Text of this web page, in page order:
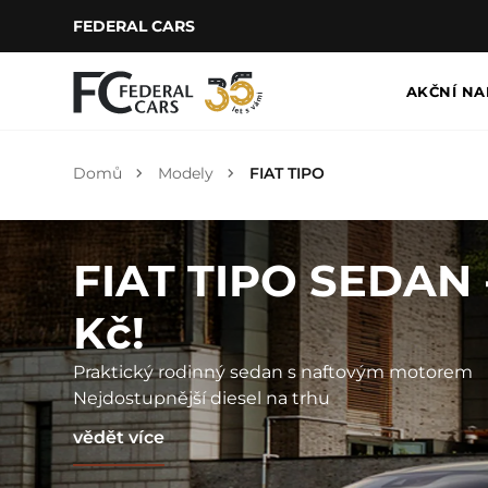
FEDERAL CARS
AKČNÍ
Domů Modely FIAT TIPO
FIAT TIPO
Kč!
Praktický rodinný sedan s naftovým motorem
Nejdostupnější diesel na trhu
vědět více